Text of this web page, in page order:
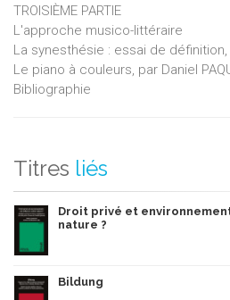
TROISIÈME PARTIE
L'approche musico-littéraire
La synesthésie : essai de définition,
Le piano à couleurs, par Daniel
Bibliographie
Titres liés
Droit privé et
nature ?
Bildung